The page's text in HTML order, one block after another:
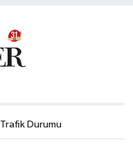
Trafik Durumu